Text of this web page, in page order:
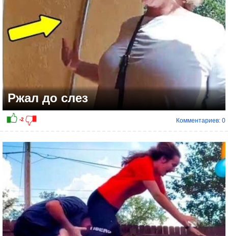
Ржал до слез
Комментариев: 0